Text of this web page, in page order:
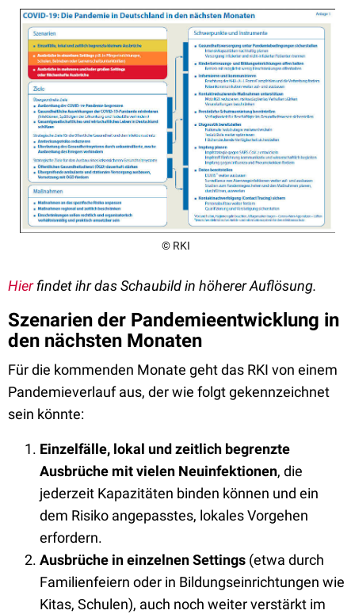
© RKI
Hierfindet ihr das Schaubild in höherer Auflösung.
Szenarien der Pandemieentwicklung in
den nächsten Monaten
Für die kommenden Monate geht das RKI von einem
Pandemieverlauf aus, der wie folgt gekennzeichnet
sein könnte:
Einzelfälle, lokal und zeitlich begrenzte
Ausbrüche mit vielen Neuinfektionen, die
jederzeit Kapazitäten binden können und ein
dem Risiko angepasstes, lokales Vorgehen
erfordern.
Ausbrüche in einzelnen Settings (etwa durch
Familienfeiern oder in Bildungseinrichtungen wie
Kitas, Schulen), auch noch weiter verstärkt im